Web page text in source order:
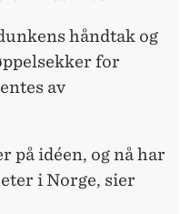
håndtak og
for
av
på idéen, og nå har
i Norge, sier